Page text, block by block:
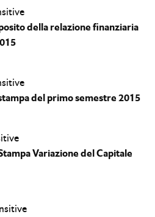
della relazione finanziaria
del primo semestre 2015
Variazione del Capitale